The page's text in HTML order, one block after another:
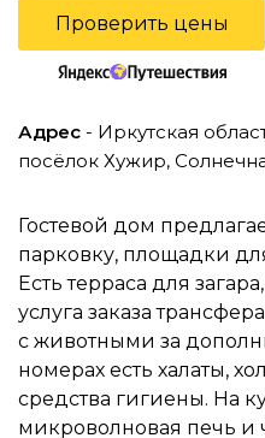
Проверить цены
Адрес - Иркутская
посёлок Хужир,
Гостевой дом
парковку, площадки
Есть терраса для
услуга заказа
с животными за
номерах есть халаты,
средства гигиены. На
микроволновая печь и